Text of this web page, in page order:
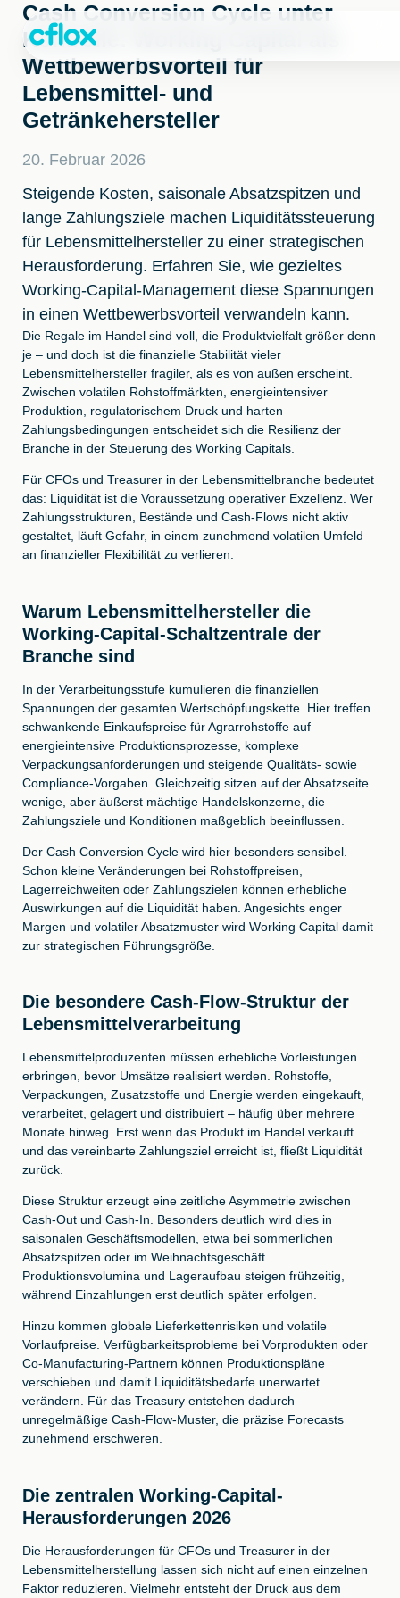
Weiter
Inhalt
Cash Conversion Cycle unter
Kontrolle: Working Capital als
Wettbewerbsvorteil für
Lebensmittel- und
Getränkehersteller
20. Februar 2026
Steigende Kosten, saisonale Absatzspitzen und
lange Zahlungsziele machen Liquiditätssteuerung
für Lebensmittelhersteller zu einer strategischen
Herausforderung. Erfahren Sie, wie gezieltes
Working-Capital-Management diese Spannungen
in einen Wettbewerbsvorteil verwandeln kann.
Die Regale im Handel sind voll, die Produktvielfalt größer denn
je – und doch ist die finanzielle Stabilität vieler
Lebensmittelhersteller fragiler, als es von außen erscheint.
Zwischen volatilen Rohstoffmärkten, energieintensiver
Produktion, regulatorischem Druck und harten
Zahlungsbedingungen entscheidet sich die Resilienz der
Branche in der Steuerung des Working Capitals.
Für CFOs und Treasurer in der Lebensmittelbranche bedeutet
das: Liquidität ist die Voraussetzung operativer Exzellenz. Wer
Zahlungsstrukturen, Bestände und Cash-Flows nicht aktiv
gestaltet, läuft Gefahr, in einem zunehmend volatilen Umfeld
an finanzieller Flexibilität zu verlieren.
Warum Lebensmittelhersteller die
Working-Capital-Schaltzentrale der
Branche sind
In der Verarbeitungsstufe kumulieren die finanziellen
Spannungen der gesamten Wertschöpfungskette. Hier treffen
schwankende Einkaufspreise für Agrarrohstoffe auf
energieintensive Produktionsprozesse, komplexe
Verpackungsanforderungen und steigende Qualitäts- sowie
Compliance-Vorgaben. Gleichzeitig sitzen auf der Absatzseite
wenige, aber äußerst mächtige Handelskonzerne, die
Zahlungsziele und Konditionen maßgeblich beeinflussen.
Der Cash Conversion Cycle wird hier besonders sensibel.
Schon kleine Veränderungen bei Rohstoffpreisen,
Lagerreichweiten oder Zahlungszielen können erhebliche
Auswirkungen auf die Liquidität haben. Angesichts enger
Margen und volatiler Absatzmuster wird Working Capital damit
zur strategischen Führungsgröße.
Die besondere Cash-Flow-Struktur der
Lebensmittelverarbeitung
Lebensmittelproduzenten müssen erhebliche Vorleistungen
erbringen, bevor Umsätze realisiert werden. Rohstoffe,
Verpackungen, Zusatzstoffe und Energie werden eingekauft,
verarbeitet, gelagert und distribuiert – häufig über mehrere
Monate hinweg. Erst wenn das Produkt im Handel verkauft
und das vereinbarte Zahlungsziel erreicht ist, fließt Liquidität
zurück.
Diese Struktur erzeugt eine zeitliche Asymmetrie zwischen
Cash-Out und Cash-In. Besonders deutlich wird dies in
saisonalen Geschäftsmodellen, etwa bei sommerlichen
Absatzspitzen oder im Weihnachtsgeschäft.
Produktionsvolumina und Lageraufbau steigen frühzeitig,
während Einzahlungen erst deutlich später erfolgen.
Hinzu kommen globale Lieferkettenrisiken und volatile
Vorlaufpreise. Verfügbarkeitsprobleme bei Vorprodukten oder
Co-Manufacturing-Partnern können Produktionspläne
verschieben und damit Liquiditätsbedarfe unerwartet
verändern. Für das Treasury entstehen dadurch
unregelmäßige Cash-Flow-Muster, die präzise Forecasts
zunehmend erschweren.
Die zentralen Working-Capital-
Herausforderungen 2026
Die Herausforderungen für CFOs und Treasurer in der
Lebensmittelherstellung lassen sich nicht auf einen einzelnen
Faktor reduzieren. Vielmehr entsteht der Druck aus dem